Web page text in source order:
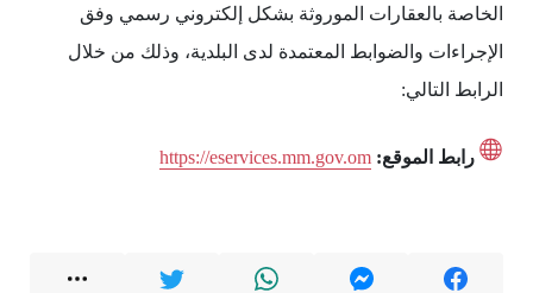
الخاصة بالعقارات الموروثة بشكل إلكتروني رسمي وفق
الإجراءات والضوابط المعتمدة لدى البلدية، وذلك من خلال
الرابط التالي:
رابط الموقع: https://eservices.mm.gov.om